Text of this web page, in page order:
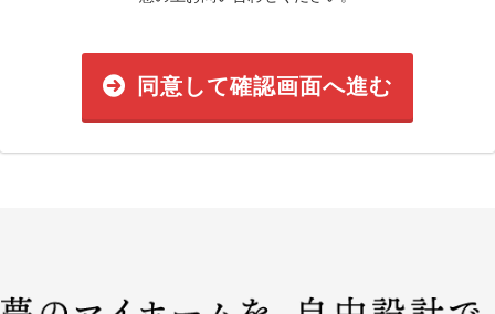
同意して確認画面へ進む